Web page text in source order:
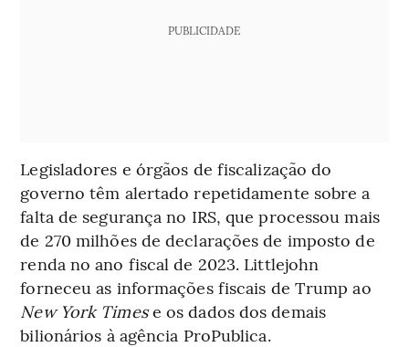
PUBLICIDADE
Legisladores e órgãos de fiscalização do
governo têm alertado repetidamente sobre a
falta de segurança no IRS, que processou mais
de 270 milhões de declarações de imposto de
renda no ano fiscal de 2023. Littlejohn
forneceu as informações fiscais de Trump ao
New York Timese os dados dos demais
bilionários à agência ProPublica.